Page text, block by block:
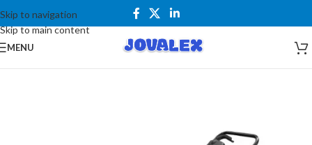
Skip to navigation
Skip to main content
MENU